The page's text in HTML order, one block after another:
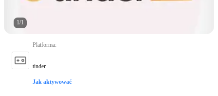
1/1
Platforma:
tinder
Jak aktywować